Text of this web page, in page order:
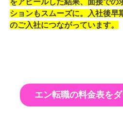
をアピールした結果、面接での
ションもスムーズに。入社後早
のご入社につながっています。
エン転職の料金表を